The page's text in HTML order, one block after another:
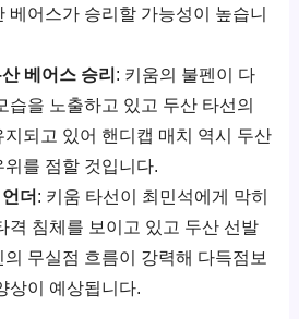
베어스가 승리할 가능성이 높습니
베어스 승리: 키움의 불펜이 다
습을 노출하고 있고 두산 타선의
지되고 있어 핸디캡 매치 역시 두산
위를 점할 것입니다.
더: 키움 타선이 최민석에게 막히
격 침체를 보이고 있고 두산 선발
무실점 흐름이 강력해 다득점보
상이 예상됩니다.